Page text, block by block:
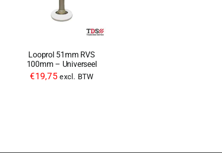
Looprol 51mm RVS
100mm – Universeel
€19,75 excl. BTW